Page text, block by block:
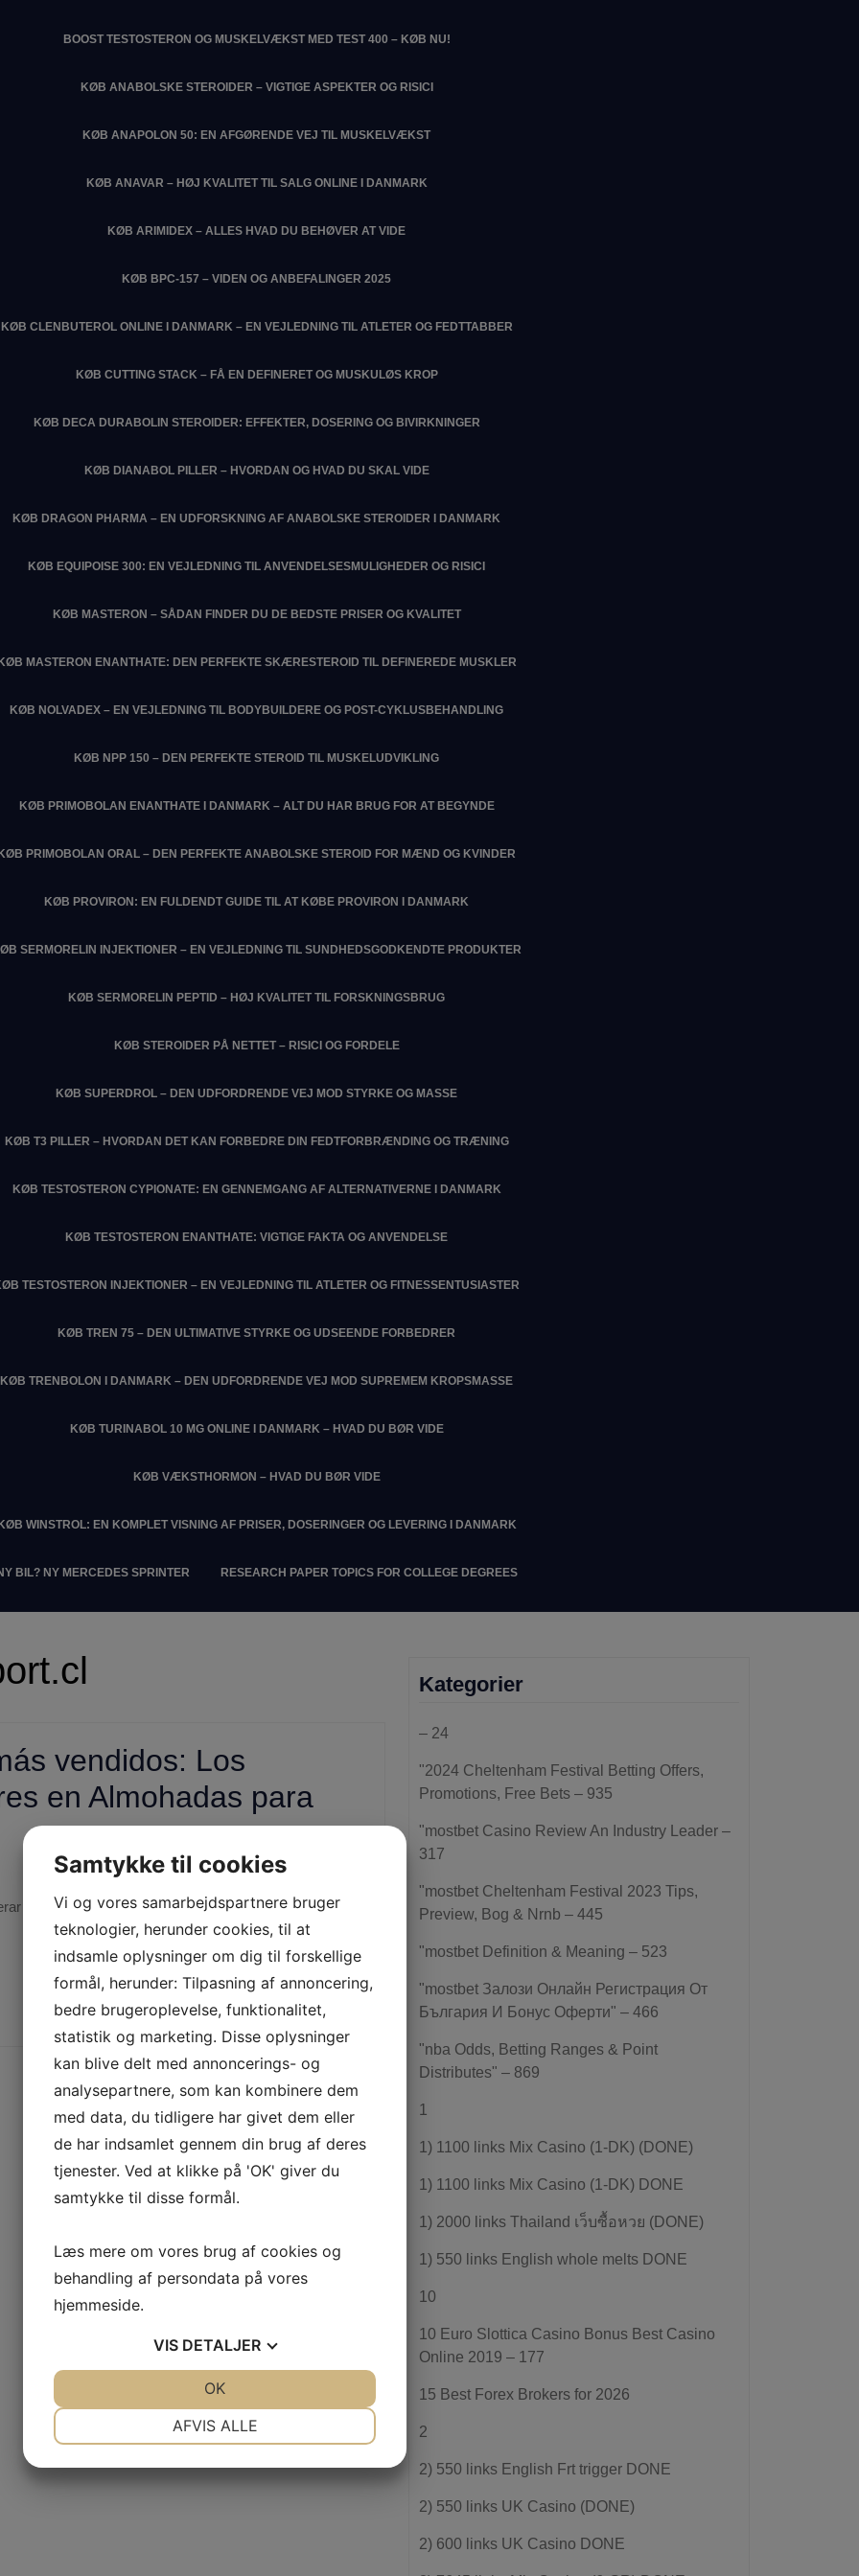
BOOST TESTOSTERON OG MUSKELVÆKST MED TEST 400 – KØB NU!
KØB ANABOLSKE STEROIDER – VIGTIGE ASPEKTER OG RISICI
KØB ANAPOLON 50: EN AFGØRENDE VEJ TIL MUSKELVÆKST
KØB ANAVAR – HØJ KVALITET TIL SALG ONLINE I DANMARK
KØB ARIMIDEX – ALLES HVAD DU BEHØVER AT VIDE
KØB BPC-157 – VIDEN OG ANBEFALINGER 2025
KØB CLENBUTEROL ONLINE I DANMARK – EN VEJLEDNING TIL ATLETER OG FEDTTABBER
KØB CUTTING STACK – FÅ EN DEFINERET OG MUSKULØS KROP
KØB DECA DURABOLIN STEROIDER: EFFEKTER, DOSERING OG BIVIRKNINGER
KØB DIANABOL PILLER – HVORDAN OG HVAD DU SKAL VIDE
KØB DRAGON PHARMA – EN UDFORSKNING AF ANABOLSKE STEROIDER I DANMARK
KØB EQUIPOISE 300: EN VEJLEDNING TIL ANVENDELSESMULIGHEDER OG RISICI
KØB MASTERON – SÅDAN FINDER DU DE BEDSTE PRISER OG KVALITET
MASTERON ENANTHATE: DEN PERFEKTE SKÆRESTEROID TIL DEFINEREDE MUSKLER
KØB NOLVADEX – EN VEJLEDNING TIL BODYBUILDERE OG POST-CYKLUSBEHANDLING
KØB NPP 150 – DEN PERFEKTE STEROID TIL MUSKELUDVIKLING
KØB PRIMOBOLAN ENANTHATE I DANMARK – ALT DU HAR BRUG FOR AT BEGYNDE
PRIMOBOLAN ORAL – DEN PERFEKTE ANABOLSKE STEROID FOR MÆND OG KVINDER
KØB PROVIRON: EN FULDENDT GUIDE TIL AT KØBE PROVIRON I DANMARK
SERMORELIN INJEKTIONER – EN VEJLEDNING TIL SUNDHEDSGODKENDTE PRODUKTER
KØB SERMORELIN PEPTID – HØJ KVALITET TIL FORSKNINGSBRUG
KØB STEROIDER PÅ NETTET – RISICI OG FORDELE
KØB SUPERDROL – DEN UDFORDRENDE VEJ MOD STYRKE OG MASSE
KØB T3 PILLER – HVORDAN DET KAN FORBEDRE DIN FEDTFORBRÆNDING OG TRÆNING
KØB TESTOSTERON CYPIONATE: EN GENNEMGANG AF ALTERNATIVERNE I DANMARK
KØB TESTOSTERON ENANTHATE: VIGTIGE FAKTA OG ANVENDELSE
TESTOSTERON INJEKTIONER – EN VEJLEDNING TIL ATLETER OG FITNESSENTUSIASTER
KØB TREN 75 – DEN ULTIMATIVE STYRKE OG UDSEENDE FORBEDRER
KØB TRENBOLON I DANMARK – DEN UDFORDRENDE VEJ MOD SUPREMEM KROPSMASSE
KØB TURINABOL 10 MG ONLINE I DANMARK – HVAD DU BØR VIDE
KØB VÆKSTHORMON – HVAD DU BØR VIDE
WINSTROL: EN KOMPLET VISNING AF PRISER, DOSERINGER OG LEVERING I DANMARK
BIL? NY MERCEDES SPRINTER RESEARCH PAPER TOPICS FOR COLLEGE DEGREES
vendidos: Los
en Almohadas para
Jonas |
READ COMPLETE POST
Kategorier
– 24
"2024 Cheltenham Festival Betting Offers,
Promotions, Free Bets – 935
"mostbet Casino Review An Industry Leader –
317
"mostbet Cheltenham Festival 2023 Tips,
Preview, Bog & Nrnb – 445
"mostbet Definition & Meaning – 523
"mostbet Залози Онлайн Регистрация От
България И Бонус Оферти" – 466
"nba Odds, Betting Ranges & Point
Distributes" – 869
1
1) 1100 links Mix Casino (1-DK) (DONE)
1) 1100 links Mix Casino (1-DK) DONE
1) 2000 links Thailand เว็บซื้อหวย (DONE)
1) 550 links English whole melts DONE
10
10 Euro Slottica Casino Bonus Best Casino
Online 2019 – 177
15 Best Forex Brokers for 2026
2
2) 550 links English Frt trigger DONE
2) 550 links UK Casino (DONE)
2) 600 links UK Casino DONE
Samtykke til cookies
Vi og vores samarbejdspartnere bruger
teknologier, herunder cookies, til at
indsamle oplysninger om dig til forskellige
formål, herunder: Tilpasning af annoncering,
bedre brugeroplevelse, funktionalitet,
statistik og marketing. Disse oplysninger
kan blive delt med annoncerings- og
analysepartnere, som kan kombinere dem
med data, du tidligere har givet dem eller
de har indsamlet gennem din brug af deres
tjenester. Ved at klikke på 'OK' giver du
samtykke til disse formål.
Læs mere om vores brug af cookies og
behandling af persondata på vores
hjemmeside.
VIS DETALJER
AFVIS ALLE
OK